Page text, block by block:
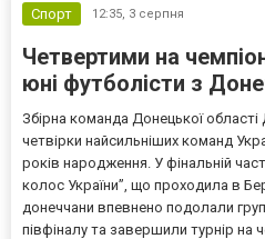
Спорт 12:35, 3 серпня
Четвертими на
юні футболісти з
Збірна команда Донецької
четвірки найсильніших команд
років народження. У фінальній
колос України”, що проходила в
донеччани впевнено подолали
півфіналу та завершили турнір на